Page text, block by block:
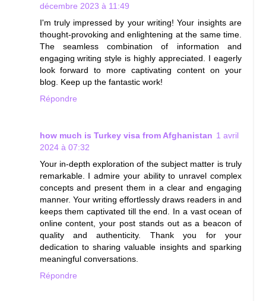
décembre 2023 à 11:49
I'm truly impressed by your writing! Your insights are
thought-provoking and enlightening at the same time.
The seamless combination of information and
engaging writing style is highly appreciated. I eagerly
look forward to more captivating content on your
blog. Keep up the fantastic work!
Répondre
how much is Turkey visa from Afghanistan 1 avril
2024 à 07:32
Your in-depth exploration of the subject matter is truly
remarkable. I admire your ability to unravel complex
concepts and present them in a clear and engaging
manner. Your writing effortlessly draws readers in and
keeps them captivated till the end. In a vast ocean of
online content, your post stands out as a beacon of
quality and authenticity. Thank you for your
dedication to sharing valuable insights and sparking
meaningful conversations.
Répondre